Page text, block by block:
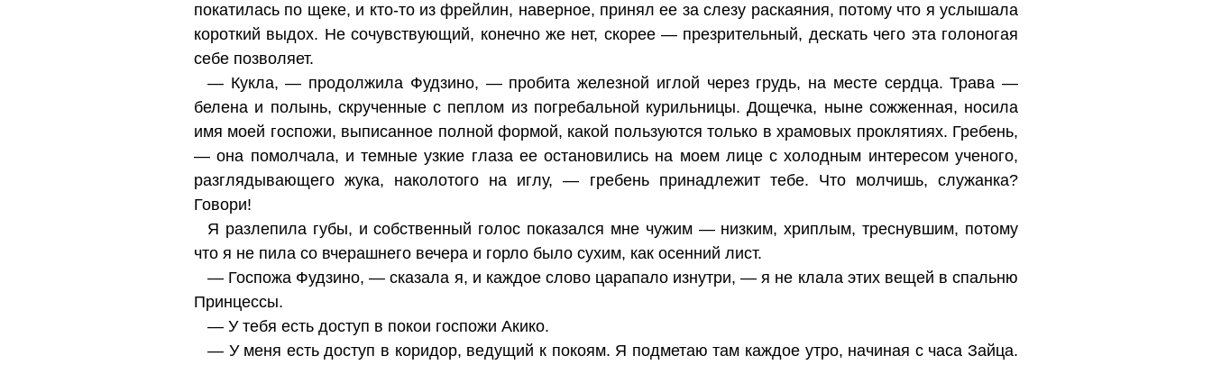
покатилась по щеке, и кто-то из фрейлин, наверное, принял ее за слезу раскаяния, потому что я услышала
короткий выдох. Не сочувствующий, конечно же нет, скорее — презрительный, дескать чего эта голоногая
себе позволяет.
— Кукла, — продолжила Фудзино, — пробита железной иглой через грудь, на месте сердца. Трава —
белена и полынь, скрученные с пеплом из погребальной курильницы. Дощечка, ныне сожженная, носила
имя моей госпожи, выписанное полной формой, какой пользуются только в храмовых проклятиях. Гребень,
— она помолчала, и темные узкие глаза ее остановились на моем лице с холодным интересом ученого,
разглядывающего жука, наколотого на иглу, — гребень принадлежит тебе. Что молчишь, служанка?
Говори!
Я разлепила губы, и собственный голос показался мне чужим — низким, хриплым, треснувшим, потому
что я не пила со вчерашнего вечера и горло было сухим, как осенний лист.
— Госпожа Фудзино, — сказала я, и каждое слово царапало изнутри, — я не клала этих вещей в спальню
Принцессы.
— У тебя есть доступ в покои госпожи Акико.
— У меня есть доступ в коридор, ведущий к покоям. Я подметаю там каждое утро, начиная с часа Зайца.